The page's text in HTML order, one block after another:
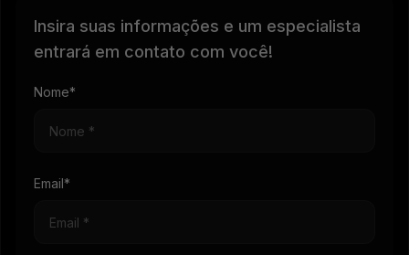
Insira suas informações e um especialista
entrará em contato com você!
Nome*
Email*